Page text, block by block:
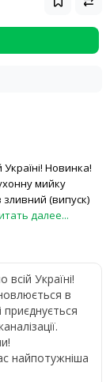
Новинка!
мийку
зливний (випуск)
далее...
Україні!
в
найпотужніша